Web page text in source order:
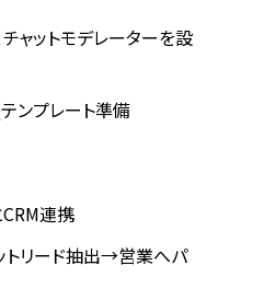
ャットモデレーターを設
ンプレート準備
連携
トリード抽出→営業へパ